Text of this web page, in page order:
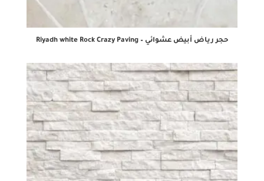
حجر رياض أبيض عشوائي – Riyadh white Rock Crazy Paving